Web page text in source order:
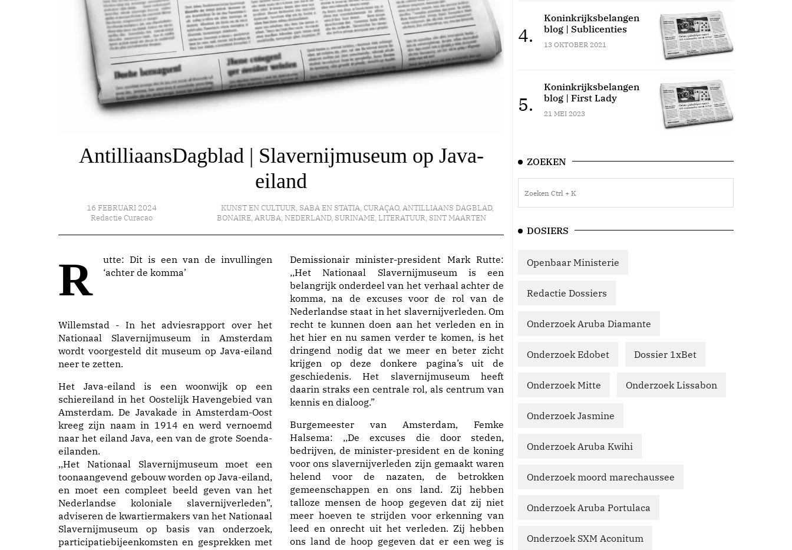
AntilliaansDagblad | Slavernijmuseum op Java-
eiland
16 FEBRUARI 2024
Redactie Curacao
KUNST EN CULTUUR, SABA EN STATIA,CURAÇAO,ANTILLIAANS DAGBLAD,
BONAIRE,ARUBA,NEDERLAND, SURINAME,LITERATUUR, SINT MAARTEN
Rutte: Dit is een van de invullingen ‘achter de komma’
Willemstad - In het adviesrapport over het
Nationaal Slavernijmuseum in Amsterdam
wordt voorgesteld dit museum op Java-eiland
neer te zetten.
Het Java-eiland is een woonwijk op een
schiereiland in het Oostelijk Havengebied van
Amsterdam. De Javakade in Amsterdam-Oost
kreeg zijn naam in 1914 en werd vernoemd
naar het eiland Java, een van de grote Soenda-
eilanden.
,,Het Nationaal Slavernijmuseum moet een
toonaangevend gebouw worden op Java-eiland,
en moet een compleet beeld geven van het
Nederlandse koloniale slavernijverleden”,
adviseren de kwartiermakers van het Nationaal
Slavernijmuseum op basis van onderzoek,
participatiebijeenkomsten en gesprekken met
Demissionair minister-president Mark Rutte:
,,Het Nationaal Slavernijmuseum is een
belangrijk onderdeel van het verhaal achter de
komma, na de excuses voor de rol van de
Nederlandse staat in het slavernijverleden. Om
recht te kunnen doen aan het verleden en in
het hier en nu samen verder te komen, is het
dringend nodig dat we meer en beter zicht
krijgen op deze donkere pagina’s uit de
geschiedenis. Het slavernijmuseum heeft
daarin straks een centrale rol, als centrum van
kennis en dialoog.”
Burgemeester van Amsterdam, Femke
Halsema: ,,De excuses die door steden,
bedrijven, de minister-president en de koning
voor ons slavernijverleden zijn gemaakt waren
helend voor de nazaten, de betrokken
gemeenschappen en ons land. Zij hebben
talloze mensen de hoop gegeven dat zij niet
meer hoeven te strijden voor erkenning van
leed en onrecht uit het verleden. Zij hebben
ons land de hoop gegeven dat er een weg is
4.
Koninkrijksbelangen
blog | Sublicenties
13 OKTOBER 2021
5.
Koninkrijksbelangen
blog | First Lady
21 MEI 2023
ZOEKEN
DOSIERS
Openbaar Ministerie
Redactie Dossiers
Onderzoek Aruba Diamante
Onderzoek Edobet Dossier 1xBet
Onderzoek Mitte Onderzoek Lissabon
Onderzoek Jasmine
Onderzoek Aruba Kwihi
Onderzoek moord marechaussee
Onderzoek Aruba Portulaca
Onderzoek SXM Aconitum